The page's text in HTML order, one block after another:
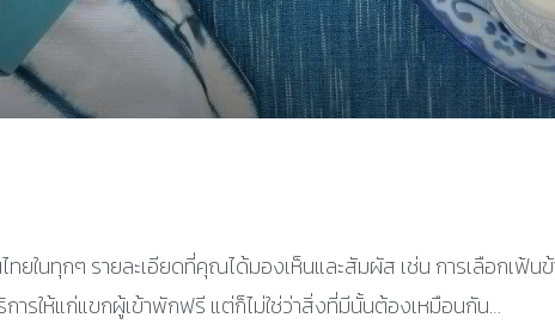
ยในทุกๆ รายละเอียดที่คุณได้มองเห็นและสัมผัส เช่น การเลือกเฟ้น
รให้แก่แขกผู้เข้าพักฟรี แต่ก็ไม่ใช่ว่าสิ่งที่มีนั้นต้องเหมือนกัน…